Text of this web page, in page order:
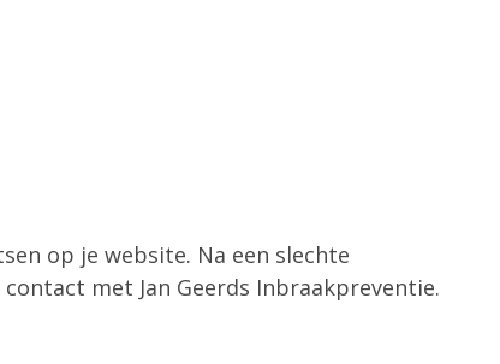
op je website. Na een slechte
met Jan Geerds Inbraakpreventie.